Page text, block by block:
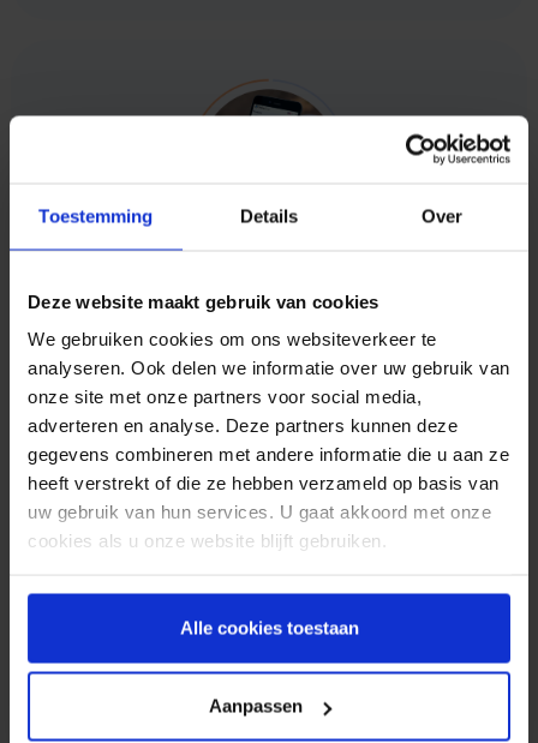
Toestemming Details Over
Deze website maakt gebruik van cookies
We gebruiken cookies om ons websiteverkeer te
analyseren. Ook delen we informatie over uw gebruik van
onze site met onze partners voor social media,
adverteren en analyse. Deze partners kunnen deze
gegevens combineren met andere informatie die u aan ze
heeft verstrekt of die ze hebben verzameld op basis van
uw gebruik van hun services. U gaat akkoord met onze
cookies als u onze website blijft gebruiken.
Alle cookies toestaan
Aanpassen
Ontvang uw
prijs op maat
Hoe meer u verstuurt, hoe lager de prijs. Wilt
u de exacte prijs voor uw SMS-volume
ontvangen? Wij doen u graag een scherp
prijsvoorstel op maat. Bovendien planten we
een boom in naam van jouw organisatie.